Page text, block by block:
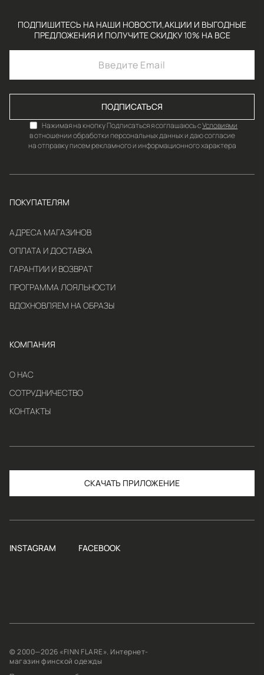
ПОДПИШИТЕСЬ НА НАШИ НОВОСТИ,АКЦИИ И ВЫГОДНЫЕ
ПРЕДЛОЖЕНИЯ И ПОЛУЧИТЕ СКИДКУ 10% НА ВСЕ
ПОДПИСАТЬСЯ
Нажимая на кнопку Подписаться я соглашаюсь сУсловиями
в отношении обработки персональных данных и даю согласие
на отправку писем рекламного и информационного характера
ПОКУПАТЕЛЯМ
АДРЕСА МАГАЗИНОВ
ОПЛАТА И ДОСТАВКА
ГАРАНТИИ И ВОЗВРАТ
ПРОГРАММА ЛОЯЛЬНОСТИ
ВДОХНОВЛЯЕМ НА ОБРАЗЫ
КОМПАНИЯ
О НАС
СОТРУДНИЧЕСТВО
КОНТАКТЫ
СКАЧАТЬ
INSTAGRAM FACEBOOK
© 2000—2026 «FINN FLARE». Интернет-
магазин финской одежды